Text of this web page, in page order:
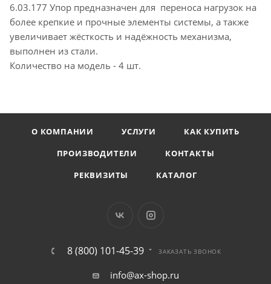
6.03.177 Упор предназначен для переноса нагрузок на
более крепкие и прочные элементы системы, а также
увеличивает жёсткость и надёжность механизма,
выполнен из стали.
Количество на модель - 4 шт.
О КОМПАНИИ УСЛУГИ
КАК КУПИТЬ
ПРОИЗВОДИТЕЛИ
КОНТАКТЫ
РЕКВИЗИТЫ
КАТАЛОГ
8 (800) 101-45-39 ЗАКАЗАТЬ ЗВОНОК
info@ax-shop.ru